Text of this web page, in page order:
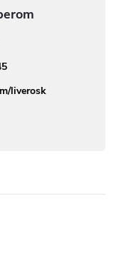
liverosk